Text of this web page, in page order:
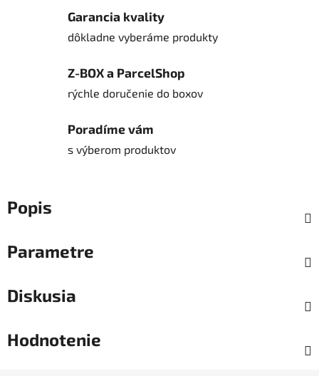
Garancia kvality
dôkladne vyberáme produkty
Z-BOX a ParcelShop
rýchle doručenie do boxov
Poradíme vám
s výberom produktov
Popis
Parametre
Diskusia
Hodnotenie